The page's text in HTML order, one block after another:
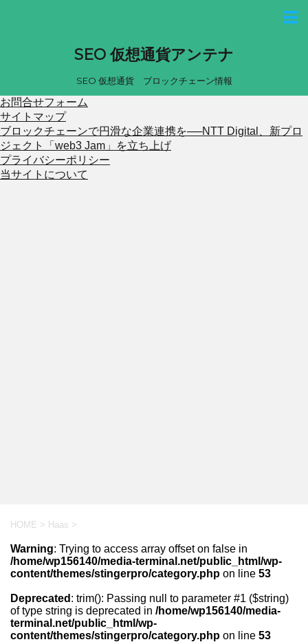
SEO 仮想通貨アンテナ
SEO 仮想通貨 ブロックチェーン情報
お問合せフォーム
サイトマップ
ブロックチェーンで円滑な企業連携を──NTT Digital、新プロ
ジェクト「web3 Jam」を立ち上げ
プライバシーポリシー
当サイトについて
HOME > Haas >
Warning: Trying to access array offset on false in
/home/wp156140/media-terminal.net/public_html/wp-
content/themes/stingerpro/category.php on line 53
Deprecated : trim(): Passing null to parameter #1 ($string)
of type string is deprecated in /home/wp156140/media-
terminal.net/public_html/wp-
content/themes/stingerpro/category.php on line 53